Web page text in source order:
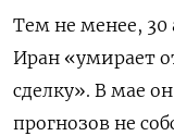
Тем не менее, 30
Иран «умирает
сделку». В мае
прогнозов не